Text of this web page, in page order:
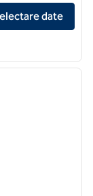
date